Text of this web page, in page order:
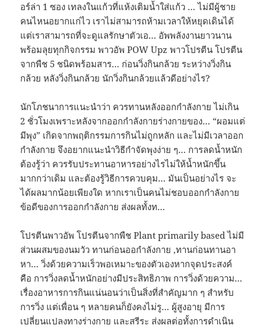
อร์ล่า 1 ซอง เทลงในแก้วที่แห้งเติมน้ำใส่แก้ว … ไม่มีผู้ชาย
คนไหนอยากแก่ไว เราไม่สามารถห้ามเวลาให้หยุดเดินได้
แต่เราสามารถที่จะดูแลรักษาตัวเอ… อัพพลังงานยาวนาน
พร้อมลุยทุกกิจกรรม พาวอัพ POW Upz พาวโปรตีน โปรตีน
จากพืช 5 ชนิดพร้อมสาร… ก่อนวิ่งกินกล้วย ระหว่างวิ่งกิน
กล้วย หลังวิ่งกินกล้วย นักวิ่งกินกล้วยแล้วดีอย่างไร?
นักโภชนาการแนะนำว่า ควรทานหลังออกกำลังกาย ไม่เกิน
2 ชั่วโมงเพราะหลังจากออกกำลังกายร่างกายของ… “ผอมแต่
มีพุง” เกิดจากพฤติกรรมการกินไม่ถูกหลัก และไม่มีเวลาออก
กำลังกาย จึงอยากแนะนำวิธีกำจัดพุงง่าย ๆ… การลดน้ำหนัก
ต้องรู้ว่า ควรรับประทานอาหารอย่างไรไม่ให้น้ำหนักขึ้น
มากกว่าเดิม และต้องรู้วิธีการควบคุม… มันเป็นอย่างไร จะ
ได้ผลมากน้อยเพียงใด หากเราเป็นคนไม่ชอบออกกำลังกาย
ข้อดีของการออกกำลังกาย ส่งผลทั้งท…
โปรตีนพาวอัพ โปรตีนจากพืช Plant primarily based ไม่มี
ส่วนผสมของนมวัว ทานก่อนออกำลังกาย ,ทานก่อนทานอา
หา… วิ่งด้วยความเร็วพอเหมาะของตัวเองหากจุดประสงค์
คือ การวิ่งลดน้ำหนักอย่างมีประสิทธิภาพ การวิ่งด้วยความ…
เรื่องอาหารการกินแน่นอนว่าเป็นสิ่งที่สำคัญมาก ๆ สำหรับ
การวิ่ง แต่เพื่อน ๆ หลายคนก็ยังคงไม่รู… ผู้สูงอายุ มีการ
เปลี่ยนแปลงทางร่างกาย และสรีระ ส่งผลต่อทั้งการดำเนิน